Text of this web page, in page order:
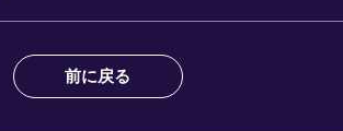
前に戻る